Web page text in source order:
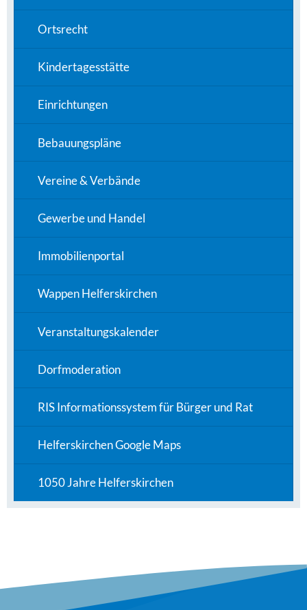
Ortsrecht
Kindertagesstätte
Einrichtungen
Bebauungspläne
Vereine & Verbände
Gewerbe und Handel
Immobilienportal
Wappen Helferskirchen
Veranstaltungskalender
Dorfmoderation
RIS Informationssystem für Bürger und Rat
Helferskirchen Google Maps
1050 Jahre Helferskirchen